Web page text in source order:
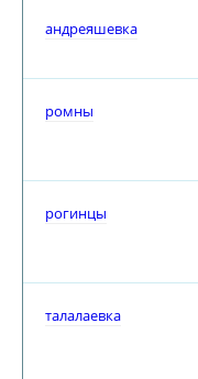
андреяшевка
ромны
рогинцы
талалаевка